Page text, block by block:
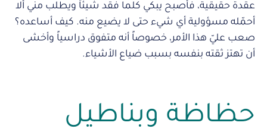
عقدة حقيقية، فأصبح يبكي كلما فقد شيئاً ويطلب مني ألا
أحمّله مسؤولية أي شيء حتى لا يضيع منه. كيف أساعده؟
صعب عليّ هذا الأمر، خصوصاً أنه متفوق دراسياً وأخشى
أن تهتز ثقته بنفسه بسبب ضياع الأشياء.
حظاظة وبناطيل